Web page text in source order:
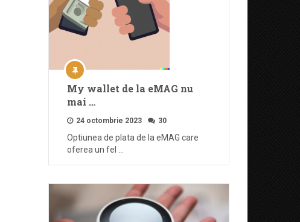
My wallet de la eMAG nu
mai …
24 octombrie 2023 30
Optiunea de plata de la eMAG care
oferea un fel …